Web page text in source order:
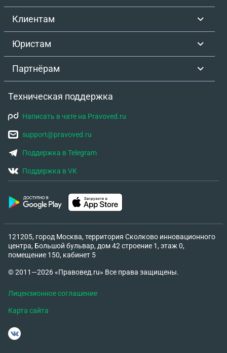
Клиентам
Юристам
Партнёрам
Техническая поддержка
Написать в чате на Pravoved.ru
support@pravoved.ru
Поддержка в Telegram
Поддержка в VK
121205, город Москва, территория Сколково инновационного
центра, Большой бульвар, дом 42 строение 1, этаж 0,
помещение 150, кабинет 5
© 2011—2026 «Правовед.ru» Все права защищены.
Лицензионное соглашение
Карта сайта